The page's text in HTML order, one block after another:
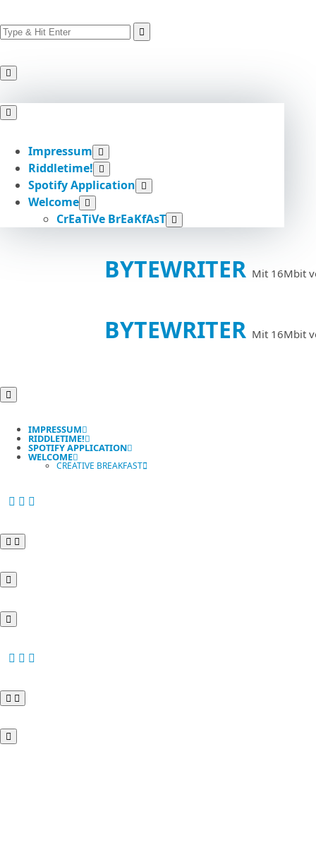
Skip
content
Search
for:
Impressum
Riddletime!
Spotify Application
Welcome
CrEaTiVe BrEaKfAsT
BYTEWRITER Mit 16Mbit
BYTEWRITER Mit 16Mbit
IMPRESSUM
RIDDLETIME!
SPOTIFY APPLICATION
WELCOME
CREATIVE BREAKFAST